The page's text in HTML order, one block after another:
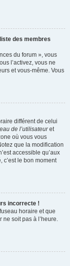
des membres
du forum », vous
l’activez, vous ne
et vous-même. Vous
différent de celui
de l’utilisateuret
où vous vous
que la modification
accessible qu’aux
c’est le bon moment
incorrecte !
horaire et que
ne soit pas à l’heure.